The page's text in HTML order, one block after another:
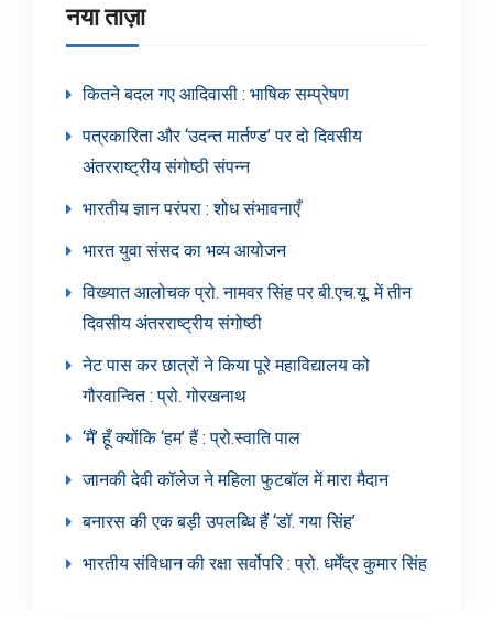
नया ताज़ा
कितने बदल गए आदिवासी : भाषिक सम्प्रेषण
पत्रकारिता और ‘उदन्त मार्तण्ड’ पर दो दिवसीय
अंतरराष्ट्रीय संगोष्ठी संपन्न
भारतीय ज्ञान परंपरा : शोध संभावनाएँ
भारत युवा संसद का भव्य आयोजन
विख्यात आलोचक प्रो. नामवर सिंह पर बी.एच.यू. में तीन
दिवसीय अंतरराष्ट्रीय संगोष्ठी
नेट पास कर छात्रों ने किया पूरे महाविद्यालय को
गौरवान्वित : प्रो. गोरखनाथ
‘मैं’ हूँ क्योंकि ‘हम’ हैं : प्रो.स्वाति पाल
जानकी देवी कॉलेज ने महिला फुटबॉल में मारा मैदान
बनारस की एक बड़ी उपलब्धि हैं ‘डॉ. गया सिंह’
भारतीय संविधान की रक्षा सर्वोपरि : प्रो. धर्मेंद्र कुमार सिंह